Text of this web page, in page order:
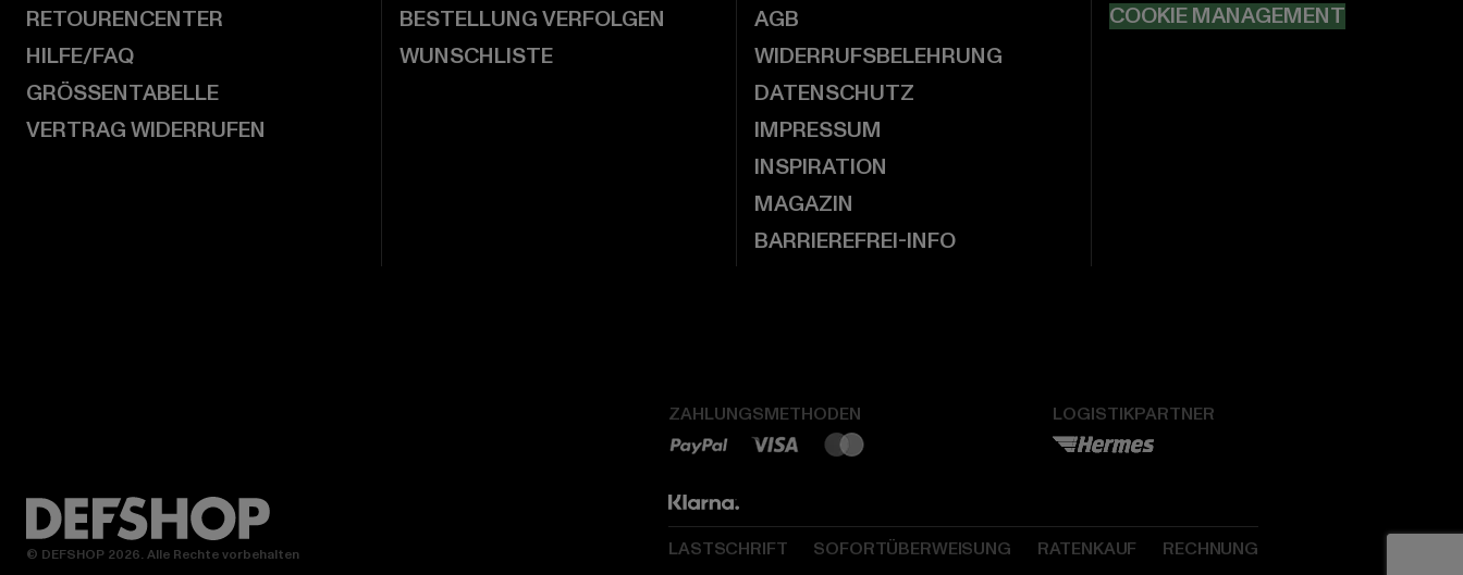
RETOURENCENTER
HILFE/FAQ
GRÖSSENTABELLE
VERTRAG WIDERRUFEN
BESTELLUNG VERFOLGEN
WUNSCHLISTE
AGB
WIDERRUFSBELEHRUNG
DATENSCHUTZ
IMPRESSUM
INSPIRATION
MAGAZIN
BARRIEREFREI-INFO
COOKIE MANAGEMENT
ZAHLUNGSMETHODEN LOGISTIKPARTNER
LASTSCHRIFT SOFORTÜBERWEISUNG RATENKAUF RECHNUNG
© DEFSHOP 2026. Alle Rechte vorbehalten